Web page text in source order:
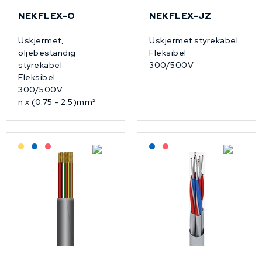
NEKFLEX-O
Uskjermet,
oljebestandig
styrekabel
Fleksibel
300/500V
n x (0.75 - 2.5)mm²
NEKFLEX-JZ
Uskjermet styrekabel
Fleksibel
300/500V
Lagerført: Grossist
Lagerført: NEK Kabel
På forespørsel Lagerført: NEK Kabel
På forespørsel